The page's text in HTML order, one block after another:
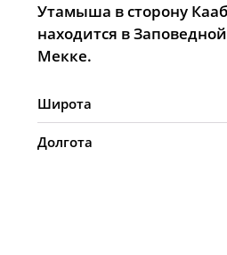
Утамыша в сторону
находится в
Мекке.
Широта
Долгота